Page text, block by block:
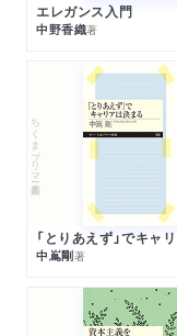
エレガンス入門
中野香織著
ちくまプリマー新書
中嶌剛著